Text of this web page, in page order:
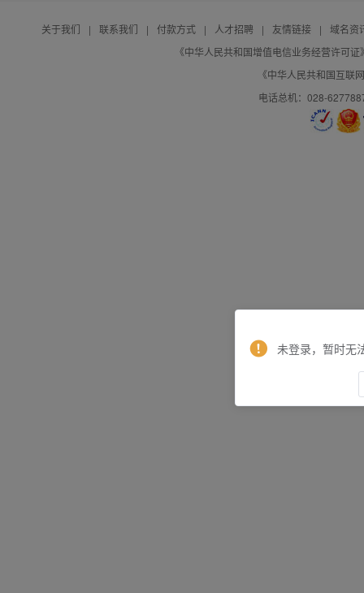
关于我们 | 联系我们 | 付款方式 | 人才招聘 | 友情链接 |
域名资
《中华人民共和国增值电信业务经营许可
《中华人民共和国互联
电话总机：028-
未登录，暂时无